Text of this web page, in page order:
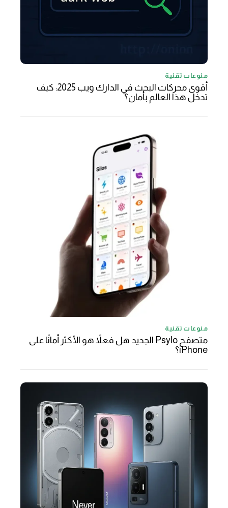
منوعات تقنية
أقوى محركات البحث في الدارك ويب 2025: كيف
تدخل هذا العالم بأمان؟
منوعات تقنية
متصفح Psylo الجديد هل فعلاً هو الأكثر أمانًا على
iPhone؟